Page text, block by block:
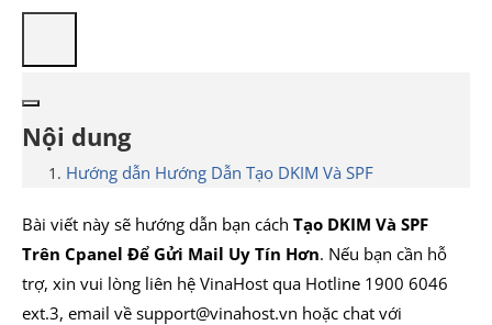
Nội dung
Hướng dẫn Hướng Dẫn Tạo DKIM Và SPF
Bài viết này sẽ hướng dẫn bạn cách Tạo DKIM Và SPF
Trên Cpanel Để Gửi Mail Uy Tín Hơn. Nếu bạn cần hỗ
trợ, xin vui lòng liên hệ VinaHost qua Hotline 1900 6046
ext.3, email về support@vinahost.vn hoặc chat với